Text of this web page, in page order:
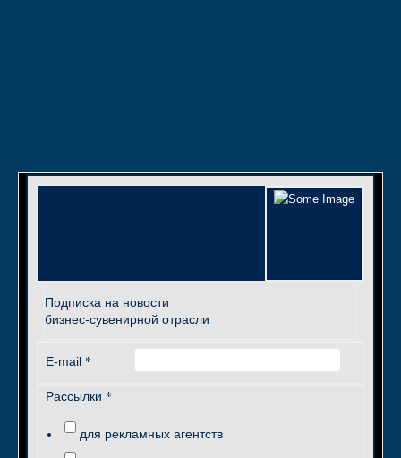
Подписка на новости
бизнес-сувенирной отрасли
E-mail *
Рассылки *
для рекламных агентств